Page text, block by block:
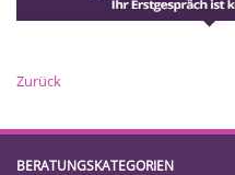
Zurück
BERATUNGSKATEGORIEN